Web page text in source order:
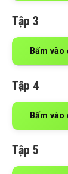
Tập 3
Bấm vào
Tập 4
Bấm vào
Tập 5